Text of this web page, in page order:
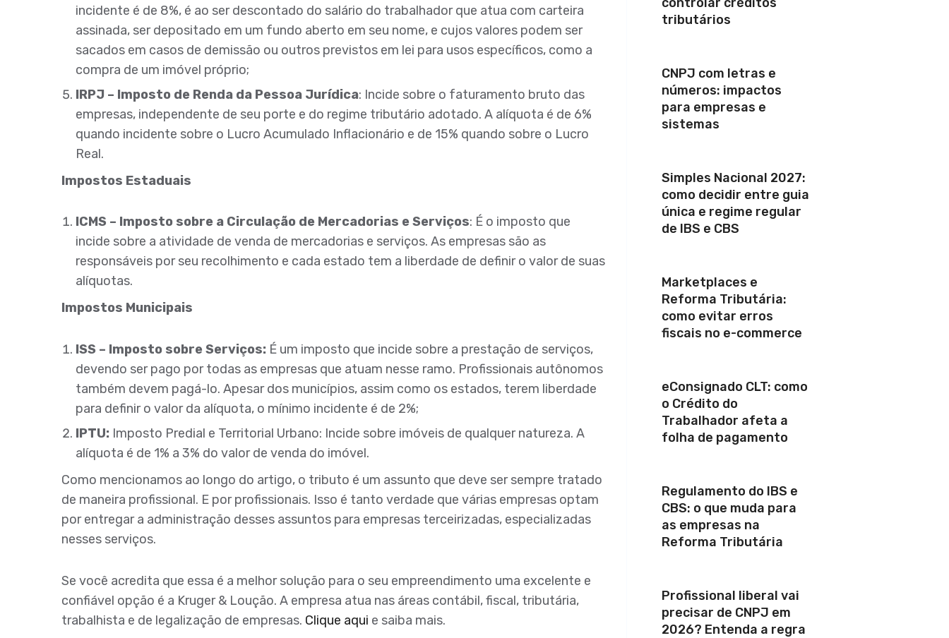
incidente é de 8%, é ao ser descontado do salário do trabalhador que atua com carteira
assinada, ser depositado em um fundo aberto em seu nome, e cujos valores podem ser
sacados em casos de demissão ou outros previstos em lei para usos específicos, como a
compra de um imóvel próprio;
IRPJ – Imposto de Renda da Pessoa Jurídica: Incide sobre o faturamento bruto das
empresas, independente de seu porte e do regime tributário adotado. A alíquota é de 6%
quando incidente sobre o Lucro Acumulado Inflacionário e de 15% quando sobre o Lucro
Real.
Impostos Estaduais
ICMS – Imposto sobre a Circulação de Mercadorias e Serviços: É o imposto que
incide sobre a atividade de venda de mercadorias e serviços. As empresas são as
responsáveis por seu recolhimento e cada estado tem a liberdade de definir o valor de suas
alíquotas.
Impostos Municipais
ISS – Imposto sobre Serviços: É um imposto que incide sobre a prestação de serviços,
devendo ser pago por todas as empresas que atuam nesse ramo. Profissionais autônomos
também devem pagá-lo. Apesar dos municípios, assim como os estados, terem liberdade
para definir o valor da alíquota, o mínimo incidente é de 2%;
IPTU: Imposto Predial e Territorial Urbano: Incide sobre imóveis de qualquer natureza. A
alíquota é de 1% a 3% do valor de venda do imóvel.
Como mencionamos ao longo do artigo, o tributo é um assunto que deve ser sempre tratado
de maneira profissional. E por profissionais. Isso é tanto verdade que várias empresas optam
por entregar a administração desses assuntos para empresas terceirizadas, especializadas
nesses serviços.
Se você acredita que essa é a melhor solução para o seu empreendimento uma excelente e
confiável opção é a Kruger & Loução. A empresa atua nas áreas contábil, fiscal, tributária,
trabalhista e de legalização de empresas. Clique aqui e saiba mais.
tributários
CNPJ com letras e
números: impactos
para empresas e
sistemas
Simples Nacional 2027:
como decidir entre guia
única e regime regular
de IBS e CBS
Marketplaces e
Reforma Tributária:
como evitar erros
fiscais no e-commerce
eConsignado CLT: como
o Crédito do
Trabalhador afeta a
folha de pagamento
Regulamento do IBS e
CBS: o que muda para
as empresas na
Reforma Tributária
Profissional liberal vai
precisar de CNPJ em
2026? Entenda a regra